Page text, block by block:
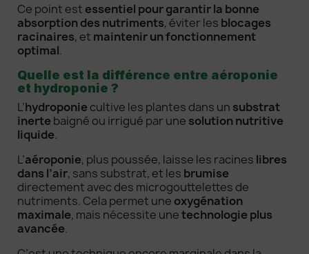
Ce point est essentiel pour garantir la bonne
absorption des nutriments, éviter les blocages
racinaires, et maintenir un fonctionnement
optimal.
Quelle est la différence entre aéroponie
et hydroponie ?
L’hydroponie cultive les plantes dans un substrat
inerte baigné ou irrigué par une solution nutritive
liquide.
L’aéroponie, plus poussée, laisse les racines libres
dans l’air, sans substrat, et les brumise
directement avec des microgouttelettes de
nutriments. Cela permet une oxygénation
maximale, mais nécessite unetechnologie plus
avancée.